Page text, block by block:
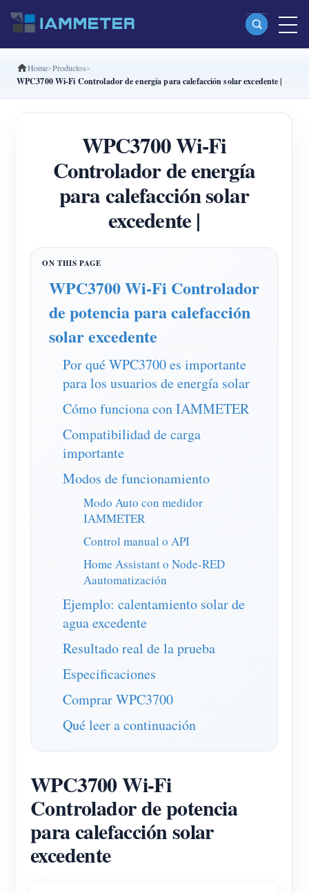
Productos
Medidor Wi-Fi trifásico (WEM3080T)
IAMMETER Cloud Pro
Servicio self-hosting
Cargador EV
Simulador IAMMETER
Medidor virtual
Sistema de previsión y simulación energética
Monitor de energía para sistemas FV
Monitor de consumo eléctrico
Sistema de control para calentador FV
Tienda
Recursos
Inicio rápido
Documentación
Videos tutoriales
FAQ
Noticias
Comunidad
Programa de contribuidores
Centro de contribuidores
App Store
Explorar sitios
Ranking FV
Soluciones
Contacto
Sobre nosotros
Home Productos
WPC3700 Wi-Fi Controlador de energía para calefacción solar excedente |
WPC3700 Wi-Fi
Controlador de energía
para calefacción solar
excedente |
WPC3700 Wi-Fi Controlador
de potencia para calefacción
solar excedente
Por qué WPC3700 es importante
para los usuarios de energía solar
Cómo funciona con IAMMETER
Compatibilidad de carga
importante
Modos de funcionamiento
Modo Auto con medidor
IAMMETER
Control manual o API
Home Assistant o Node-RED
Aautomatización
Ejemplo: calentamiento solar de
agua excedente
Resultado real de la prueba
Especificaciones
Comprar WPC3700
Qué leer a continuación
WPC3700 Wi-Fi
Controlador de potencia
para calefacción solar
excedente